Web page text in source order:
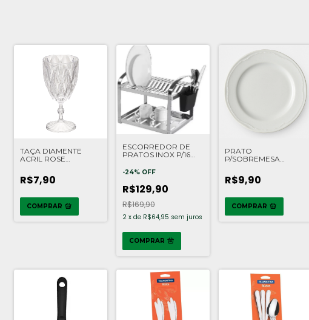
TAÇA DIAMENTE
ACRIL ROSE
R$7,90
COMPRAR
ESCORREDOR DE
PRATOS INOX P/16
-24% OFF
R$129,90
R$169,90
2 x de R$64,95 sem juros
COMPRAR
PRATO
P/SOBREMESA
GERMER
R$9,90
COMPRAR